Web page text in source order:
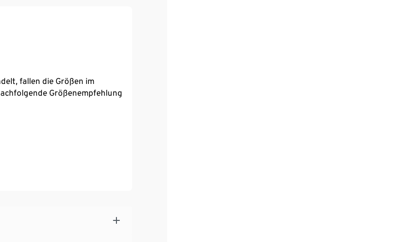
fallen die Größen im
Größenempfehlung